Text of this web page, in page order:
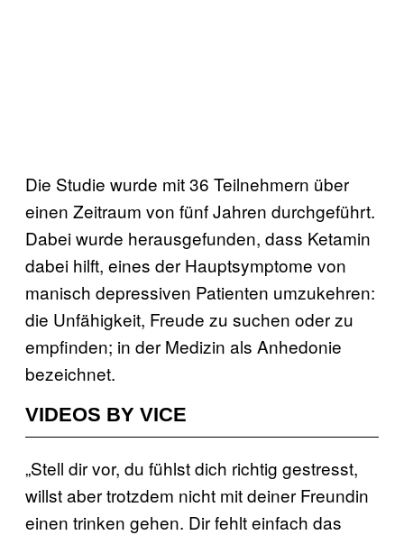
Die Studie wurde mit 36 Teilnehmern über
einen Zeitraum von fünf Jahren durchgeführt.
Dabei wurde herausgefunden, dass Ketamin
dabei hilft, eines der Hauptsymptome von
manisch depressiven Patienten umzukehren:
die Unfähigkeit, Freude zu suchen oder zu
empfinden; in der Medizin als Anhedonie
bezeichnet.
VIDEOS BY VICE
„Stell dir vor, du fühlst dich richtig gestresst,
willst aber trotzdem nicht mit deiner Freundin
einen trinken gehen. Dir fehlt einfach das